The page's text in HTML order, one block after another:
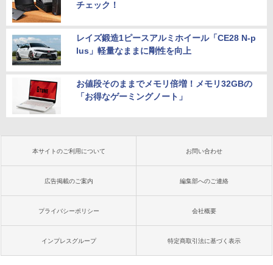
チェック！
レイズ鍛造1ピースアルミホイール「CE28 N-p
lus」軽量なままに剛性を向上
お値段そのままでメモリ倍増！メモリ32GBの
「お得なゲーミングノート」
本サイトのご利用について お問い合わせ
広告掲載のご案内 編集部へのご連絡
プライバシーポリシー 会社概要
インプレスグループ 特定商取引法に基づく表示